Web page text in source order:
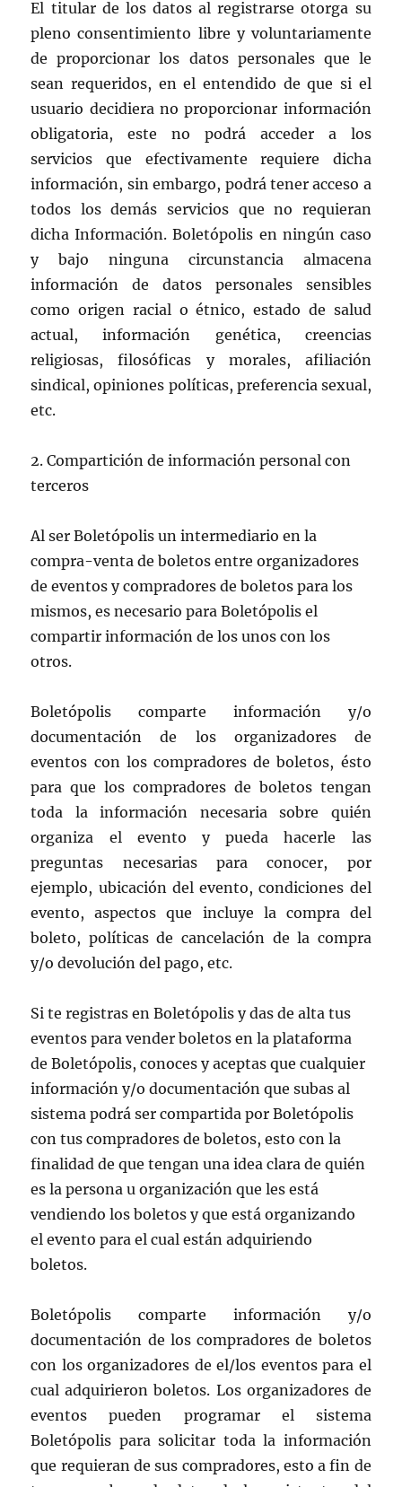
El titular de los datos al registrarse otorga su
pleno consentimiento libre y voluntariamente
de proporcionar los datos personales que le
sean requeridos, en el entendido de que si el
usuario decidiera no proporcionar información
obligatoria, este no podrá acceder a los
servicios que efectivamente requiere dicha
información, sin embargo, podrá tener acceso a
todos los demás servicios que no requieran
dicha Información. Boletópolis en ningún caso
y bajo ninguna circunstancia almacena
información de datos personales sensibles
como origen racial o étnico, estado de salud
actual, información genética, creencias
religiosas, filosóficas y morales, afiliación
sindical, opiniones políticas, preferencia sexual,
etc.
2. Compartición de información personal con
terceros
Al ser Boletópolis un intermediario en la
compra-venta de boletos entre organizadores
de eventos y compradores de boletos para los
mismos, es necesario para Boletópolis el
compartir información de los unos con los
otros.
Boletópolis comparte información y/o
documentación de los organizadores de
eventos con los compradores de boletos, ésto
para que los compradores de boletos tengan
toda la información necesaria sobre quién
organiza el evento y pueda hacerle las
preguntas necesarias para conocer, por
ejemplo, ubicación del evento, condiciones del
evento, aspectos que incluye la compra del
boleto, políticas de cancelación de la compra
y/o devolución del pago, etc.
Si te registras en Boletópolis y das de alta tus
eventos para vender boletos en la plataforma
de Boletópolis, conoces y aceptas que cualquier
información y/o documentación que subas al
sistema podrá ser compartida por Boletópolis
con tus compradores de boletos, esto con la
finalidad de que tengan una idea clara de quién
es la persona u organización que les está
vendiendo los boletos y que está organizando
el evento para el cual están adquiriendo
boletos.
Boletópolis comparte información y/o
documentación de los compradores de boletos
con los organizadores de el/los eventos para el
cual adquirieron boletos. Los organizadores de
eventos pueden programar el sistema
Boletópolis para solicitar toda la información
que requieran de sus compradores, esto a fin de